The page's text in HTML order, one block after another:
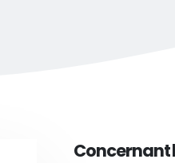
Concernant